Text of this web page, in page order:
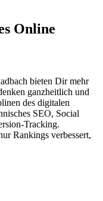
Online
bieten Dir mehr
ganzheitlich und
des digitalen
SEO, Social
Tracking.
Rankings verbessert,